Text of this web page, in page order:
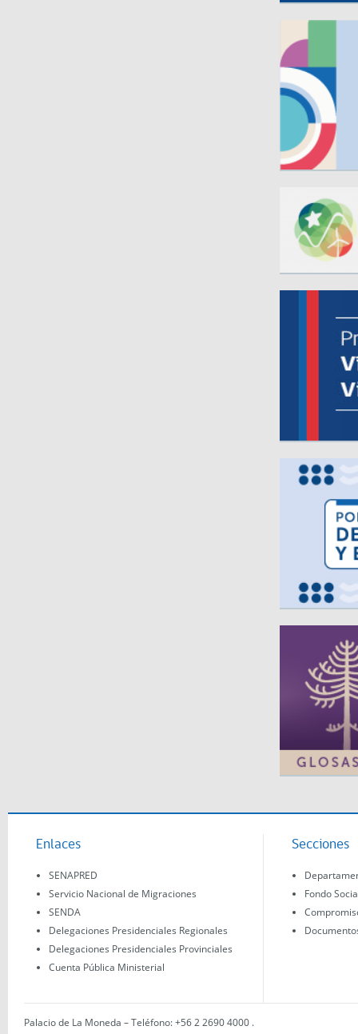
Enlaces
SENAPRED
Servicio Nacional de Migraciones
SENDA
Delegaciones Presidenciales Regionales
Delegaciones Presidenciales Provinciales
Cuenta Pública Ministerial
Secciones
Fondo
Palacio de La Moneda – Teléfono: +56 2 2690 4000 .